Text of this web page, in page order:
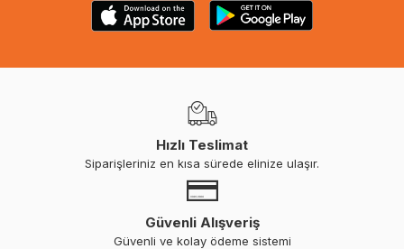
Hızlı Teslimat
Siparişleriniz en kısa sürede elinize ulaşır.
Güvenli Alışveriş
Güvenli ve kolay ödeme sistemi